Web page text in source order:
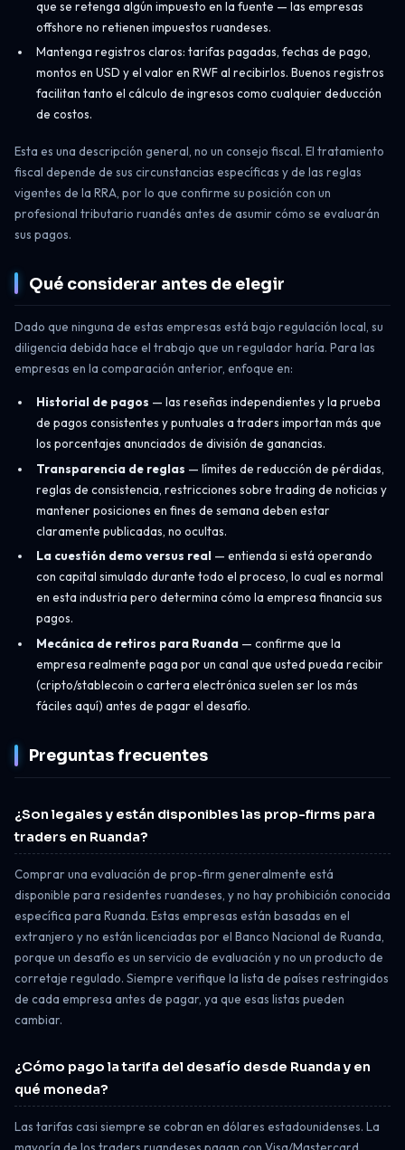
que se retenga algún impuesto en la fuente — las empresas
offshore no retienen impuestos ruandeses.
Mantenga registros claros: tarifas pagadas, fechas de pago,
montos en USD y el valor en RWF al recibirlos. Buenos registros
facilitan tanto el cálculo de ingresos como cualquier deducción
de costos.
Esta es una descripción general, no un consejo fiscal. El tratamiento
fiscal depende de sus circunstancias específicas y de las reglas
vigentes de la RRA, por lo que confirme su posición con un
profesional tributario ruandés antes de asumir cómo se evaluarán
sus pagos.
Qué considerar antes de elegir
Dado que ninguna de estas empresas está bajo regulación local, su
diligencia debida hace el trabajo que un regulador haría. Para las
empresas en la comparación anterior, enfoque en:
Historial de pagos — las reseñas independientes y la prueba
de pagos consistentes y puntuales a traders importan más que
los porcentajes anunciados de división de ganancias.
Transparencia de reglas — límites de reducción de pérdidas,
reglas de consistencia, restricciones sobre trading de noticias y
mantener posiciones en fines de semana deben estar
claramente publicadas, no ocultas.
La cuestión demo versus real — entienda si está operando
con capital simulado durante todo el proceso, lo cual es normal
en esta industria pero determina cómo la empresa financia sus
pagos.
Mecánica de retiros para Ruanda— confirme que la
empresa realmente paga por un canal que usted pueda recibir
(cripto/stablecoin o cartera electrónica suelen ser los más
fáciles aquí) antes de pagar el desafío.
Preguntas frecuentes
¿Son legales y están disponibles las prop-firms para
traders en Ruanda?
Comprar una evaluación de prop-firm generalmente está
disponible para residentes ruandeses, y no hay prohibición conocida
específica para Ruanda. Estas empresas están basadas en el
extranjero y no están licenciadas por el Banco Nacional de Ruanda,
porque un desafío es un servicio de evaluación y no un producto de
corretaje regulado. Siempre verifique la lista de países restringidos
de cada empresa antes de pagar, ya que esas listas pueden
cambiar.
¿Cómo pago la tarifa del desafío desde Ruanda y en
qué moneda?
Las tarifas casi siempre se cobran en dólares estadounidenses. La